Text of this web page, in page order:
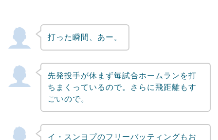
打った瞬間、あー。
先発投手が休まず毎試合ホームランを打
ちまくっているので。さらに飛距離もす
ごいので。
イ・スンヨプのフリーバッティングもお